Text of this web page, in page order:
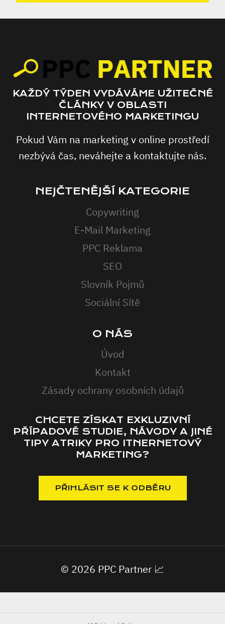
KAŽDÝ TÝDEN VYDÁVÁME UŽITEČNÉ
ČLÁNKY V OBLASTI
INTERNETOVÉHO MARKETINGU
Pokud Vám na marketing v online prostředí
nezbývá čas, neváhejte a kontaktujte nás.
NEJČTENĚJŠÍ KATEGORIE
Copywriting
E-Mail Marketing
PPC Reklama
SEO
Slovník Pojmů
Sociální Sítě
O NÁS
Úvod
Kontakt
Zásady ochrany osobních údajů
CHCETE ZÍSKAT EXKLUZIVNÍ
PŘÍPADOVÉ STUDIE, NÁVODY A JINÉ
TIPY ATRIKY PRO ITNERNETOVÝ
MARKETING?
© 2026 PPC Partner 📈